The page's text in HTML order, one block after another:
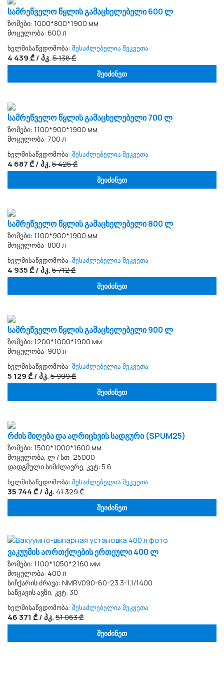
სამრეწველო წყლის გამაცხელებელი 600 ლ
ზომები: 1000*800*1900 мм
მოცულობა: 600 л
ხელმისაწვდომობა: შესაძლებელია შეკვეთა
4 439 ₾ / პკ.5 138 ₾
შეიძინეთ
სამრეწველო წყლის გამაცხელებელი 700 ლ
ზომები: 1100*900*1900 мм
მოცულობა: 700 л
ხელმისაწვდომობა: შესაძლებელია შეკვეთა
4 687 ₾ / პკ.5 425 ₾
შეიძინეთ
სამრეწველო წყლის გამაცხელებელი 800 ლ
ზომები: 1100*900*1900 мм
მოცულობა: 800 л
ხელმისაწვდომობა: შესაძლებელია შეკვეთა
4 935 ₾ / პკ.5 712 ₾
შეიძინეთ
სამრეწველო წყლის გამაცხელებელი 900 ლ
ზომები: 1200*1000*1900 мм
მოცულობა: 900 л
ხელმისაწვდომობა: შესაძლებელია შეკვეთა
5 129 ₾ / პკ.5 999 ₾
შეიძინეთ
რძის მიღება და აღრიცხვის სადგური (SPUM25)
ზომები: 1500*1000*1600 мм
მოცულობა, ლ / სთ: 25000
დადგმული სიმძლავრე, კვტ: 5.6
ხელმისაწვდომობა: შესაძლებელია შეკვეთა
35 744 ₾ / პკ.41 329 ₾
შეიძინეთ
ვაკუუმის აორთქლების ერთეული 400 ლ
ზომები: 1100*1050*2160 мм
მოცულობა: 400 л
სიჩქარის ძრავა: NMRV090-60-23.3-1,1/1400
საწვავის ავზი, კვტ: 30
ხელმისაწვდომობა: შესაძლებელია შეკვეთა
46 371 ₾ / პკ.51 063 ₾
შეიძინეთ